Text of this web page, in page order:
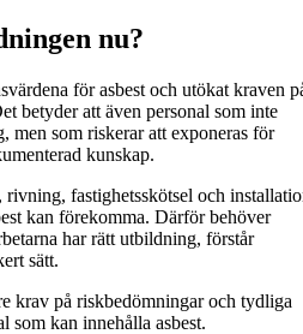
nu?
för asbest och utökat kraven
betyder att även personal som inte
men som riskerar att exponeras för
kunskap.
fastighetsskötsel och
kan förekomma. Därför behöver
har rätt utbildning, förstår
sätt.
krav på riskbedömningar och tydliga
som kan innehålla asbest.